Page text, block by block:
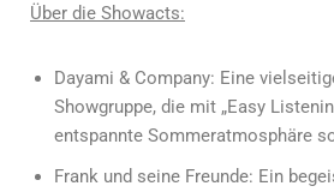
Über die Showacts:
Dayami & Company: Eine
Showgruppe, die mit „Easy
entspannte Sommeratmosphäre
Frank und seine Freunde: Ein